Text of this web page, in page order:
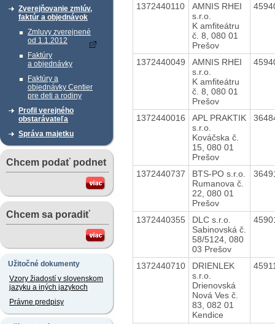
Zverejňovanie zmlúv,
faktúr a objednávok
Zmluvy zverejnené
od 1.1.2012
Faktúry
a objednávky
Faktúry a
objednávky Centier
pre deti a rodiny
Profil verejného
obstarávateľa
Správa majetku
Chcem podať podnet
Chcem sa poradiť
Užitočné dokumenty
Vzory žiadostí v slovenskom
jazyku a iných jazykoch
Právne predpisy
1372440110
AMNIS RHEI
s.r.o.
K amfiteátru
č. 8, 080 01
Prešov
1372440049
AMNIS RHEI
s.r.o.
K amfiteátru
č. 8, 080 01
Prešov
1372440016
APL PRAKTIK
s.r.o.
Kováčska č.
15, 080 01
Prešov
1372440737
BTS-PO s.r.o.
Rumanova č.
22, 080 01
Prešov
1372440355
DLC s.r.o.
Sabinovská č.
58/5124, 080
03 Prešov
1372440710
DRIENLEK
s.r.o.
Drienovská
Nová Ves č.
83, 082 01
Kendice